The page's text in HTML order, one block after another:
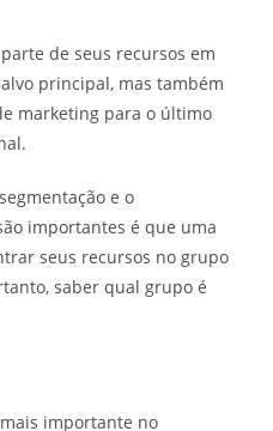
de seus recursos em
principal, mas também
marketing para o último
e o
importantes é que uma
seus recursos no grupo
saber qual grupo é
importante no